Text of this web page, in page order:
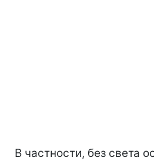
В частности, без света